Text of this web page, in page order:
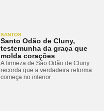
SANTOS
Santo Odão de Cluny,
testemunha da graça que
molda corações
A firmeza de São Odão de Cluny
recorda que a verdadeira reforma
começa no interior